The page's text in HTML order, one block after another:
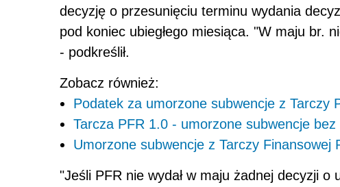
decyzję o przesunięciu terminu wydania
pod koniec ubiegłego miesiąca. "W maju br.
- podkreślił.
Zobacz również:
Podatek za umorzone subwencje z Tarczy
Tarcza PFR 1.0 - umorzone subwencje bez
Umorzone subwencje z Tarczy Finansowej
"Jeśli PFR nie wydał w maju żadnej decyzji